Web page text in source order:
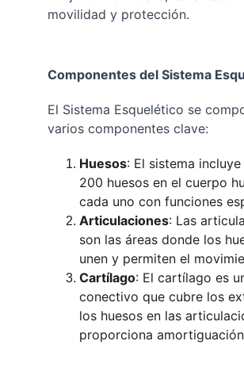
movilidad y protección.
Componentes del Sistema
El Sistema Esquelético se
varios componentes clave:
Huesos: El sistema
200 huesos en el cuerpo
cada uno con funciones
Articulaciones: Las
son las áreas donde los
unen y permiten el
Cartílago: El cartílago es
conectivo que cubre los
los huesos en las
proporciona